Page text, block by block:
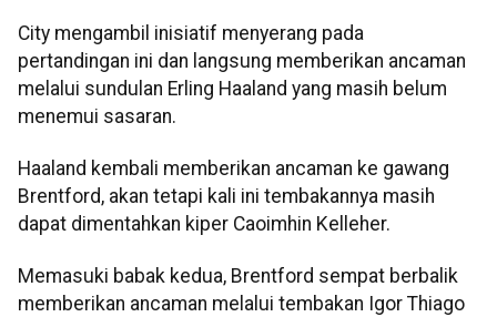
City mengambil inisiatif menyerang pada
pertandingan ini dan langsung memberikan ancaman
melalui sundulan Erling Haaland yang masih belum
menemui sasaran.
Haaland kembali memberikan ancaman ke gawang
Brentford, akan tetapi kali ini tembakannya masih
dapat dimentahkan kiper Caoimhin Kelleher.
Memasuki babak kedua, Brentford sempat berbalik
memberikan ancaman melalui tembakan Igor Thiago